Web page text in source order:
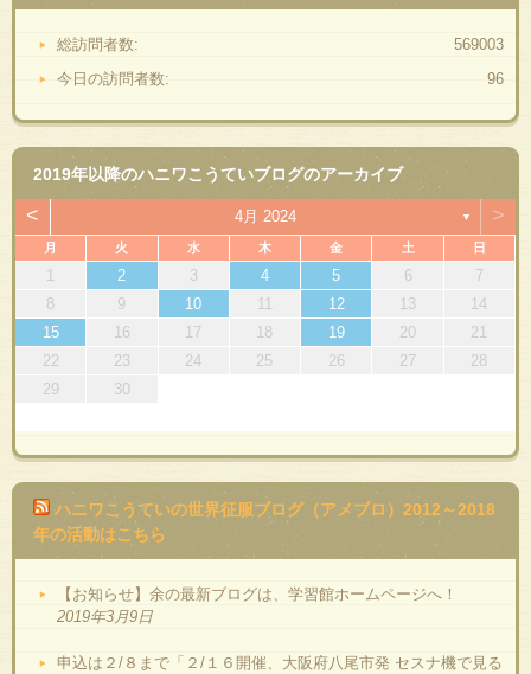
569003
総訪問者数:
96
今日の訪問者数:
2019年以降のハニワこうていブログのアーカイブ
< 4月 2024 ▼ >
月 火 水 木 金 土 日
1 2 3 4 5 6
7
8
9 10 11 12 13
14
15
16 17 18 19 20
21
22
23 24 25 26 27
28
29
30
ハニワこうていの世界征服ブログ（アメブロ）2012～2018
年の活動はこちら
【お知らせ】余の最新ブログは、学習館ホームページへ！
2019年3月9日
申込は２/８まで「２/１６開催、大阪府八尾市発 セスナ機で見る